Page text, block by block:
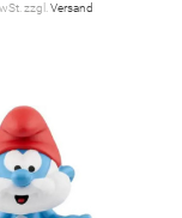
zzgl.Versand